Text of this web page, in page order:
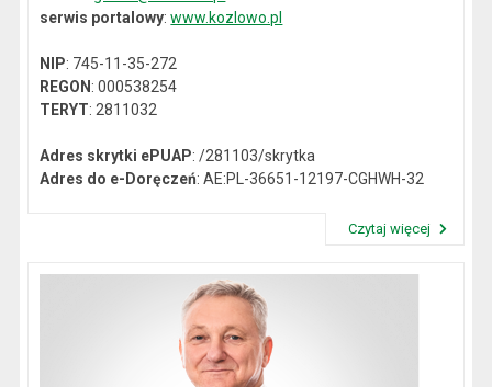
serwis portalowy:www.kozlowo.pl
NIP: 745-11-35-272
REGON: 000538254
TERYT: 2811032
Adres skrytki ePUAP: /281103/skrytka
Adres do e-Doręczeń: AE:PL-36651-12197-CGHWH-32
Czytaj więcej